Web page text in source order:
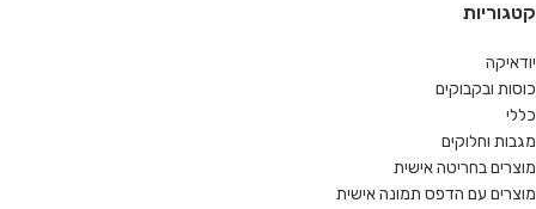
קטגוריות
יודאיקה
כוסות ובקבוקים
כללי
מגבות וחלוקים
מוצרים בחריטה אישית
מוצרים עם הדפס תמונה אישית